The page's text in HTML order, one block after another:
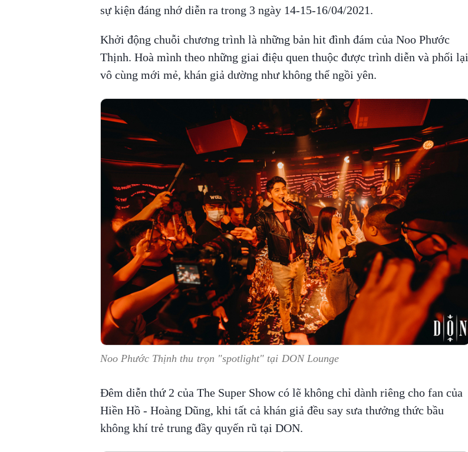
sự kiện đáng nhớ diễn ra trong 3 ngày 14-15-16/04/2021.
Khởi động chuỗi chương trình là những bản hit đình đám của Noo Phước
Thịnh. Hoà mình theo những giai điệu quen thuộc được trình diễn và phối lại
vô cùng mới mẻ, khán giả dường như không thể ngồi yên.
Noo Phước Thịnh thu trọn "spotlight" tại DON Lounge
Đêm diễn thứ 2 của The Super Show có lẽ không chỉ dành riêng cho fan của
Hiền Hồ - Hoàng Dũng, khi tất cả khán giả đều say sưa thưởng thức bầu
không khí trẻ trung đầy quyến rũ tại DON.